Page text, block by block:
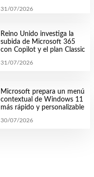
31/07/2026
Reino Unido investiga la
subida de Microsoft 365
con Copilot y el plan Classic
31/07/2026
Microsoft prepara un menú
contextual de Windows 11
más rápido y personalizable
30/07/2026